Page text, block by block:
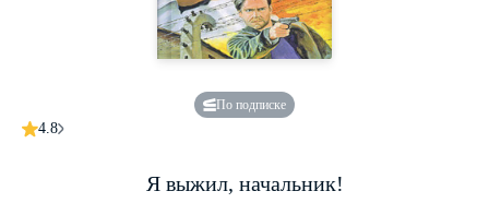
По подписке
4.8
Я выжил, начальник!